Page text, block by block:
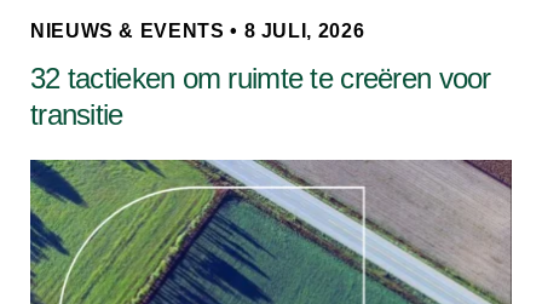
NIEUWS & EVENTS • 8 JULI, 2026
32 tactieken om ruimte te creëren voor
transitie